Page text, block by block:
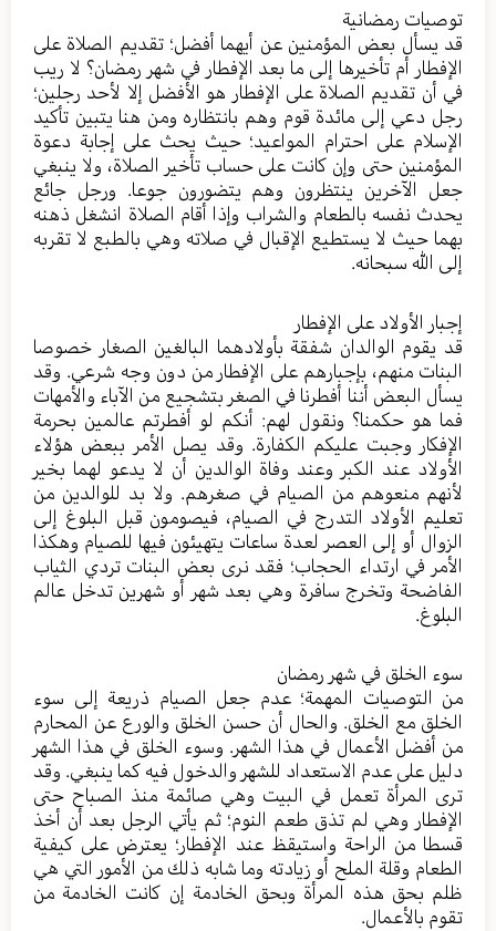
توصيات رمضانية
قد يسأل بعض المؤمنين عن أيهما أفضل؛ تقديم الصلاة على
الإفطار أم تأخيرها إلى ما بعد الإفطار في شهر رمضان؟ لا ريب
في أن تقديم الصلاة على الإفطار هو الأفضل إلا لأحد رجلين؛
رجل دعي إلى مائدة قوم وهم بانتظاره ومن هنا يتبين تأكيد
الإسلام على احترام المواعيد؛ حيث يحث على إجابة دعوة
المؤمنين حتى وإن كانت على حساب تأخير الصلاة، ولا ينبغي
جعل الآخرين ينتظرون وهم يتضورون جوعا. ورجل جائع
يحدث نفسه بالطعام والشراب وإذا أقام الصلاة انشغل ذهنه
بهما حيث لا يستطيع الإقبال في صلاته وهي بالطبع لا تقربه
إلى الله سبحانه.
إجبار الأولاد على الإفطار
قد يقوم الوالدان شفقة بأولادهما البالغين الصغار خصوصا
البنات منهم، بإجبارهم على الإفطار من دون وجه شرعي. وقد
يسأل البعض أننا أفطرنا في الصغر بتشجيع من الآباء والأمهات
فما هو حكمنا؟ ونقول لهم: أنكم لو أفطرتم عالمين بحرمة
الإفكار وجبت عليكم الكفارة. وقد يصل الأمر ببعض هؤلاء
الأولاد عند الكبر وعند وفاة الوالدين أن لا يدعو لهما بخير
لأنهم منعوهم من الصيام في صغرهم. ولا بد للوالدين من
تعليم الأولاد التدرج في الصيام، فيصومون قبل البلوغ إلى
الزوال أو إلى العصر لعدة ساعات يتهيئون فيها للصيام وهكذا
الأمر في ارتداء الحجاب؛ فقد نرى بعض البنات تردي الثياب
الفاضحة وتخرج سافرة وهي بعد شهر أو شهرين تدخل عالم
البلوغ.
سوء الخلق في شهر رمضان
من التوصيات المهمة؛ عدم جعل الصيام ذريعة إلى سوء
الخلق مع الخلق. والحال أن حسن الخلق والورع عن المحارم
من أفضل الأعمال في هذا الشهر. وسوء الخلق في هذا الشهر
دليل على عدم الاستعداد للشهر والدخول فيه كما ينبغي. وقد
ترى المرأة تعمل في البيت وهي صائمة منذ الصباح حتى
الإفطار وهي لم تذق طعم النوم؛ ثم يأتي الرجل بعد أن أخذ
قسطا من الراحة واستيقظ عند الإفطار؛ يعترض على كيفية
الطعام وقلة الملح أو زيادته وما شابه ذلك من الأمور التي هي
ظلم بحق هذه المرأة وبحق الخادمة إن كانت الخادمة من
تقوم بالأعمال.